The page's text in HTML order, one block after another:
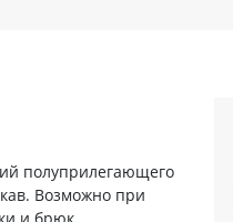
полуприлегающего
Возможно при